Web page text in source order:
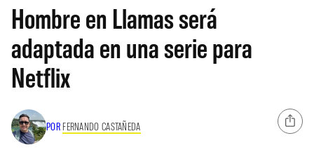
Hombre en Llamas será
adaptada en una serie para
Netflix
POR FERNANDO CASTAÑEDA